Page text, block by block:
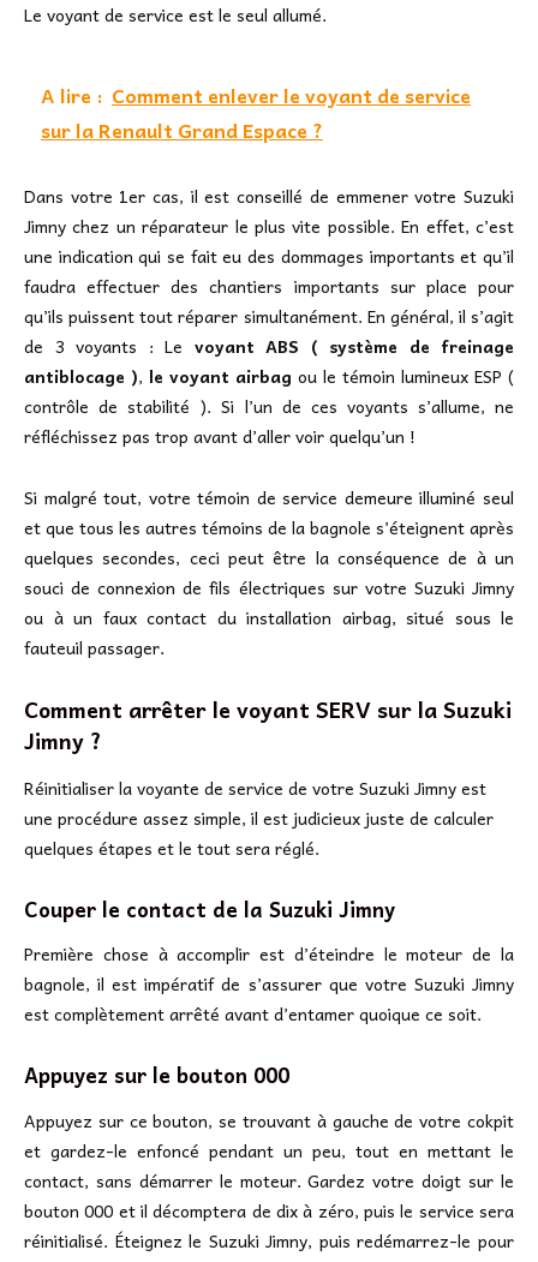
Le voyant de service est le seul allumé.
A lire : Comment enlever le voyant de service
sur la Renault Grand Espace ?
Dans votre 1er cas, il est conseillé de emmener votre Suzuki
Jimny chez un réparateur le plus vite possible. En effet, c’est
une indication qui se fait eu des dommages importants et qu’il
faudra effectuer des chantiers importants sur place pour
qu’ils puissent tout réparer simultanément. En général, il s’agit
de 3 voyants : Le voyant ABS ( système de freinage
antiblocage ), le voyant airbag ou le témoin lumineux ESP (
contrôle de stabilité ). Si l’un de ces voyants s’allume, ne
réfléchissez pas trop avant d’aller voir quelqu’un !
Si malgré tout, votre témoin de service demeure illuminé seul
et que tous les autres témoins de la bagnole s’éteignent après
quelques secondes, ceci peut être la conséquence de à un
souci de connexion de fils électriques sur votre Suzuki Jimny
ou à un faux contact du installation airbag, situé sous le
fauteuil passager.
Comment arrêter le voyant SERV sur la Suzuki
Jimny ?
Réinitialiser la voyante de service de votre Suzuki Jimny est
une procédure assez simple, il est judicieux juste de calculer
quelques étapes et le tout sera réglé.
Couper le contact de la Suzuki Jimny
Première chose à accomplir est d’éteindre le moteur de la
bagnole, il est impératif de s’assurer que votre Suzuki Jimny
est complètement arrêté avant d’entamer quoique ce soit.
Appuyez sur le bouton 000
Appuyez sur ce bouton, se trouvant à gauche de votre cokpit
et gardez-le enfoncé pendant un peu, tout en mettant le
contact, sans démarrer le moteur. Gardez votre doigt sur le
bouton 000 et il décomptera de dix à zéro, puis le service sera
réinitialisé. Éteignez le Suzuki Jimny, puis redémarrez-le pour